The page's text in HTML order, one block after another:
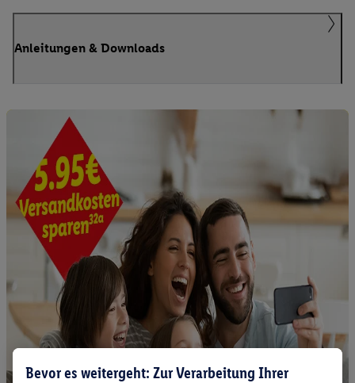
Anleitungen & Downloads
Bevor es weitergeht: Zur Verarbeitung Ihrer